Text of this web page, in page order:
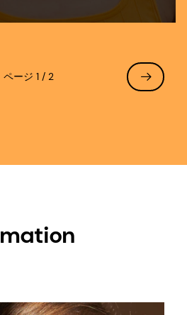
absorber for sunscreen
and can also
ページ 1 / 2